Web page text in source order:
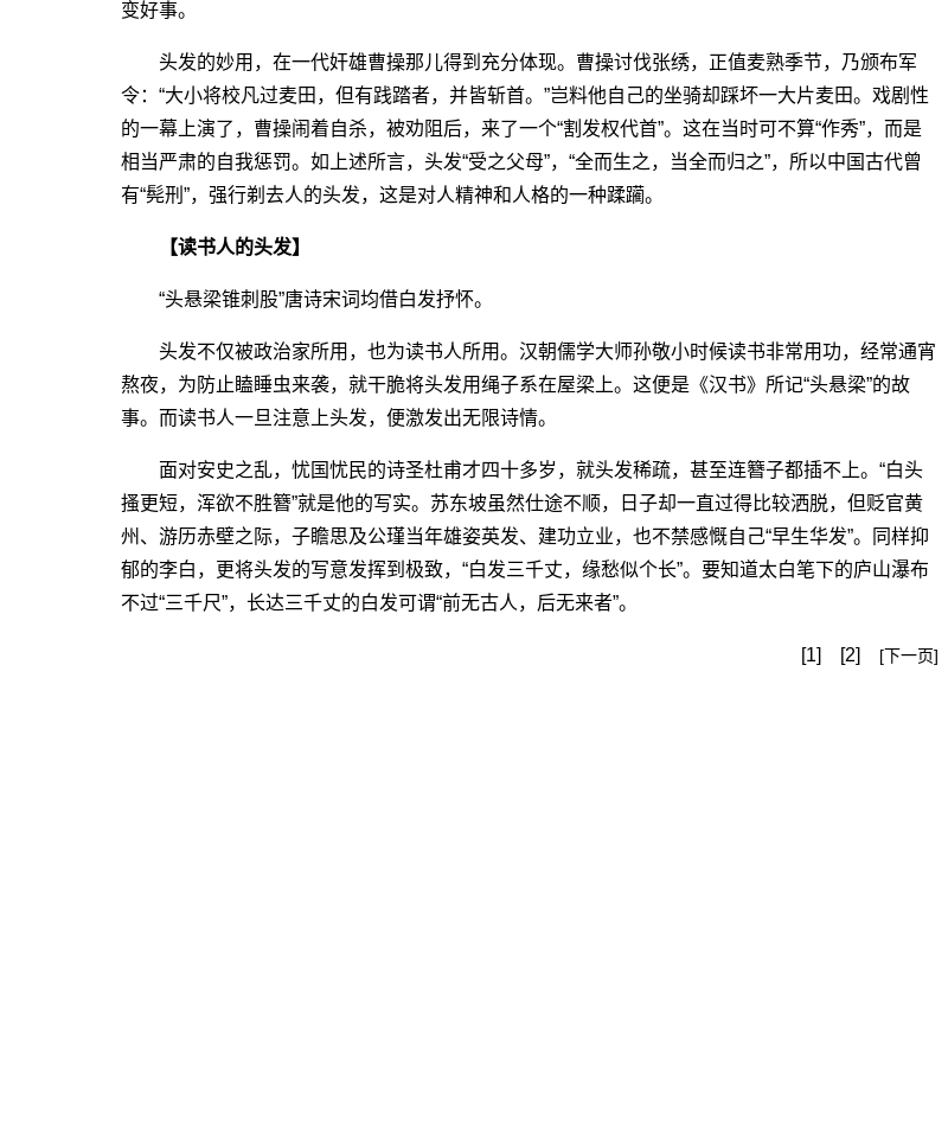
变好事。
头发的妙用，在一代奸雄曹操那儿得到充分体现。曹操讨伐张绣，正值麦熟季节，乃颁布军
令：“大小将校凡过麦田，但有践踏者，并皆斩首。”岂料他自己的坐骑却踩坏一大片麦田。戏剧性
的一幕上演了，曹操闹着自杀，被劝阻后，来了一个“割发权代首”。这在当时可不算“作秀”，而是
相当严肃的自我惩罚。如上述所言，头发“受之父母”，“全而生之，当全而归之”，所以中国古代曾
有“髡刑”，强行剃去人的头发，这是对人精神和人格的一种蹂躏。
【读书人的头发】
“头悬梁锥刺股”唐诗宋词均借白发抒怀。
头发不仅被政治家所用，也为读书人所用。汉朝儒学大师孙敬小时候读书非常用功，经常通宵
熬夜，为防止瞌睡虫来袭，就干脆将头发用绳子系在屋梁上。这便是《汉书》所记“头悬梁”的故
事。而读书人一旦注意上头发，便激发出无限诗情。
面对安史之乱，忧国忧民的诗圣杜甫才四十多岁，就头发稀疏，甚至连簪子都插不上。“白头
搔更短，浑欲不胜簪”就是他的写实。苏东坡虽然仕途不顺，日子却一直过得比较洒脱，但贬官黄
州、游历赤壁之际，子瞻思及公瑾当年雄姿英发、建功立业，也不禁感慨自己“早生华发”。同样抑
郁的李白，更将头发的写意发挥到极致，“白发三千丈，缘愁似个长”。要知道太白笔下的庐山瀑布
不过“三千尺”，长达三千丈的白发可谓“前无古人，后无来者”。
[1] [2] [下一页]